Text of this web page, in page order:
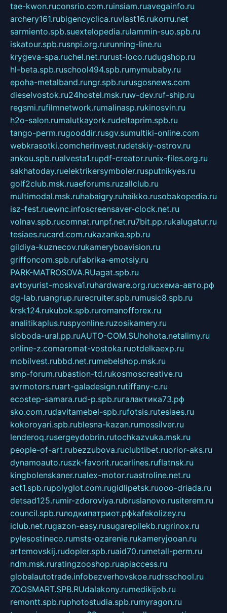
tae-kwon.ruconsrio.com.ruinsiam.ruavegainfo.ru
archery161.rubigencyclica.ruvlast16.rukorru.net
sarmiento.spb.suextelopedia.rulammin-suo.spb.ru
iskatour.spb.rusnpi.org.rurunning-line.ru
krygeva-spa.ruchel.net.rurust-loco.rudugshop.ru
hl-beta.spb.ruschool494.spb.rumymubaby.ru
epoha-metalband.rungr.spb.rurusgosnews.com
dieselvostok.ru24hostel.msk.ruw-dev.ruf-ship.ru
regsmi.rufilmnetwork.rumalinasp.rukinosvin.ru
h2o-salon.rumalutkayork.rudeltaprim.spb.ru
tango-perm.rugooddir.rusgv.sumultiki-online.com
webkrasotki.comcherinvest.rudetskiy-ostrov.ru
ankou.spb.rualvesta1.rupdf-creator.runix-files.org.ru
sakhatoday.ruelektrikersymboler.rusputnikyes.ru
golf2club.msk.ruaeforums.ruzallclub.ru
multimodal.msk.ruhabaigry.ruhaikko.rusobakopedia.ru
isz-fest.ruewnc.infoscreensaver-clock.net.ru
volnav.spb.rucomnat.runpf.net.ru7bit.pp.rukalugatur.ru
tesiaes.rucard.com.rukazanka.spb.ru
gildiya-kuznecov.rukameryboavision.ru
griffoncom.spb.rufabrika-emotsiy.ru
PARK-MATROSOVA.RUagat.spb.ru
avtoyurist-moskva1.ruhardware.org.ruсхема-авто.рф
dg-lab.ruangrup.rurecruiter.spb.rumusic8.spb.ru
krsk124.rukubok.spb.ruromanofforex.ru
analitikaplus.ruspyonline.ruzosikamery.ru
sloboda-ural.pp.ruAUTO-COM.SUhohota.netalimy.ru
online-z.comaromat-vostoka.ruotdelkaexp.ru
mobilvest.rubbd.net.rumebelshop.msk.ru
smp-forum.rubastion-td.rukosmoscreative.ru
avrmotors.ruart-galadesign.rutiffany-c.ru
ecostep-samara.rud-p.spb.ruгалактика73.рф
sko.com.rudavitamebel-spb.rufotsis.rutesiaes.ru
kokoroyari.spb.rublesna-kazan.rumossilver.ru
lenderoq.rusergeydobrin.rutochkazvuka.msk.ru
people-of-art.rubezzubova.ruclubtibet.ruorior-aks.ru
dynamoauto.ruszk-favorit.rucarlines.ruflatnsk.ru
kingbolenskaner.rualex-motor.ruastroline.net.ru
act1.spb.rupolyglot.com.rugidlipetsk.ruooo-driada.ru
detsad125.rumir-zdoroviya.rubruslanovo.rusiterem.ru
council.spb.ruлодкипатриот.рфkafekolizey.ru
iclub.net.rugazon-easy.rusugarepilekb.rugrinox.ru
pylesostineco.rumsts-ozarenie.rukameryjooan.ru
artemovskij.rudopler.spb.ruaid70.rumetall-perm.ru
ndm.msk.ruratingzooshop.ruapiaccess.ru
globalautotrade.infobezverhovskoe.rudrsschool.ru
ZOOSMART.SPB.RUdalakony.rumedikijob.ru
remontt.spb.ruphotostudia.spb.rumyragon.ru